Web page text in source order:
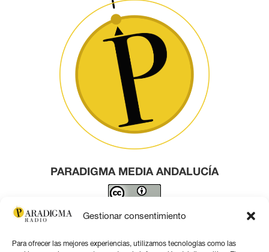
Gestionar consentimiento
Para ofrecer las mejores experiencias, utilizamos tecnologías como las
PARADIGMA MEDIA ANDALUCÍA
Este obra está bajo una licencia de Creative Commons